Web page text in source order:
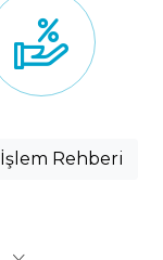
İşlem Rehberi